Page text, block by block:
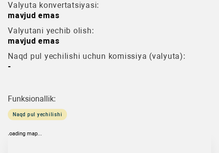
Valyuta konvertatsiyasi:
mavjud emas
Valyutani yechib olish:
mavjud emas
Naqd pul yechilishi uchun komissiya (valyuta):
-
Funksionallik:
Naqd pul yechilishi
loading map...